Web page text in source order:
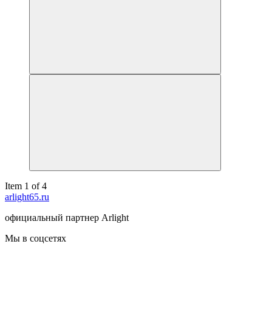
Item 1 of 4
arlight65.ru
официальный партнер Arlight
Мы в соцсетях